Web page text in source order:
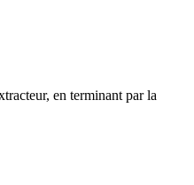
en terminant par la